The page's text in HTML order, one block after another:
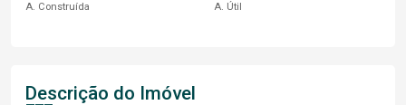
A. Construída A. Útil
Descrição do Imóvel